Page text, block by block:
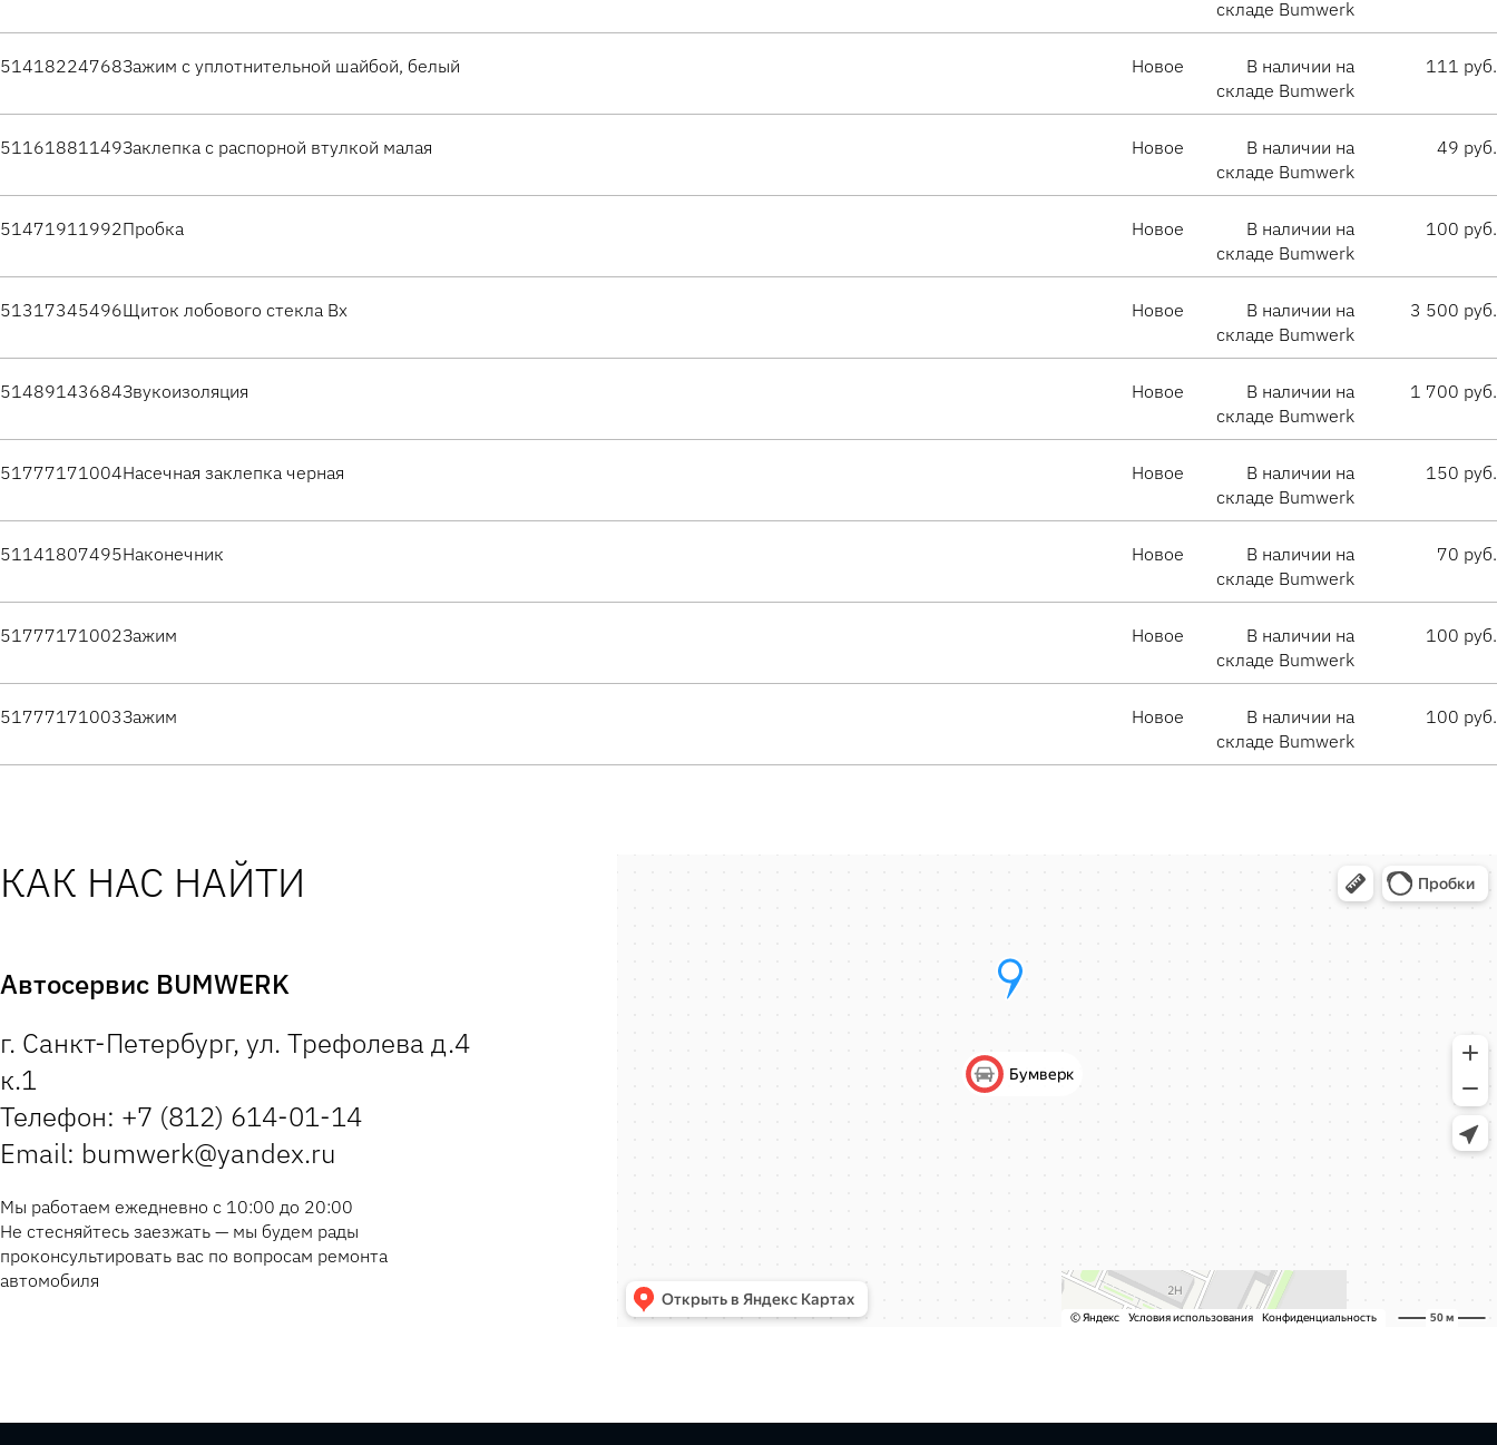
складе Bumwerk
51418224768Зажим с уплотнительной шайбой, белый Новое
В наличии на
складе Bumwerk
111 руб.
51161881149Заклепка с распорной втулкой малая Новое
В наличии на
складе Bumwerk
49 руб.
51471911992Пробка Новое
В наличии на
складе Bumwerk
100 руб.
51317345496Щиток лобового стекла Вх Новое
В наличии на
складе Bumwerk
3 500 руб.
51489143684Звукоизоляция Новое
В наличии на
складе Bumwerk
1 700 руб.
51777171004Насечная заклепка черная Новое
В наличии на
складе Bumwerk
150 руб.
51141807495Наконечник Новое
В наличии на
складе Bumwerk
70 руб.
51777171002Зажим Новое
В наличии на
складе Bumwerk
100 руб.
51777171003Зажим Новое
В наличии на
складе Bumwerk
100 руб.
КАК НАС НАЙТИ
Автосервис BUMWERK
г. Санкт-Петербург, ул. Трефолева д.4
к.1
Телефон: +7 (812) 614-01-14
Email: bumwerk@yandex.ru
Мы работаем ежедневно с 10:00 до 20:00
Не стесняйтесь заезжать — мы будем рады
проконсультировать вас по вопросам ремонта
автомобиля